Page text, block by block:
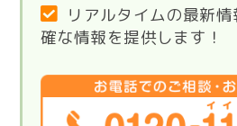
リアルタイムの最新
確な情報を提供します！